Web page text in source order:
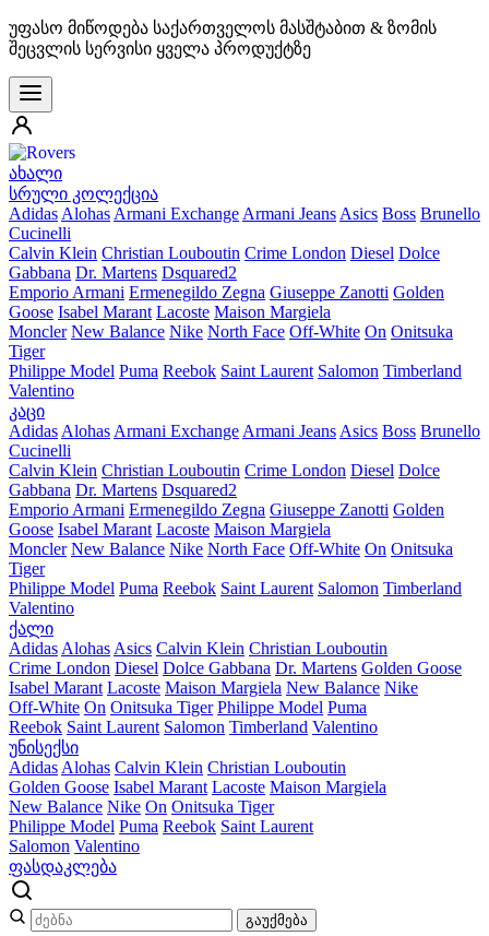
უფასო მიწოდება საქართველოს მასშტაბით & ზომის
შეცვლის სერვისი ყველა პროდუქტზე
ახალი
სრული კოლექცია
Adidas Alohas Armani Exchange Armani Jeans Asics Boss Brunello
Cucinelli
Calvin Klein Christian Louboutin Crime London Diesel Dolce
Gabbana Dr. Martens Dsquared2
Emporio Armani Ermenegildo Zegna Giuseppe Zanotti Golden
Goose Isabel Marant Lacoste Maison Margiela
Moncler New Balance Nike North Face Off-White On Onitsuka
Tiger
Philippe Model Puma Reebok Saint Laurent Salomon Timberland
Valentino
კაცი
Adidas Alohas Armani Exchange Armani Jeans Asics Boss Brunello
Cucinelli
Calvin Klein Christian Louboutin Crime London Diesel Dolce
Gabbana Dr. Martens Dsquared2
Emporio Armani Ermenegildo Zegna Giuseppe Zanotti Golden
Goose Isabel Marant Lacoste Maison Margiela
Moncler New Balance Nike North Face Off-White On Onitsuka
Tiger
Philippe Model Puma Reebok Saint Laurent Salomon Timberland
Valentino
ქალი
Adidas Alohas Asics Calvin Klein Christian Louboutin
Crime London Diesel Dolce Gabbana Dr. Martens Golden Goose
Isabel Marant Lacoste Maison Margiela New Balance Nike
Off-White On Onitsuka Tiger Philippe Model Puma
Reebok Saint Laurent Salomon Timberland Valentino
უნისექსი
Adidas Alohas Calvin Klein Christian Louboutin
Golden Goose Isabel Marant Lacoste Maison Margiela
New Balance Nike On Onitsuka Tiger
Philippe Model Puma Reebok Saint Laurent
Salomon Valentino
ფასდაკლება
გაუქმება